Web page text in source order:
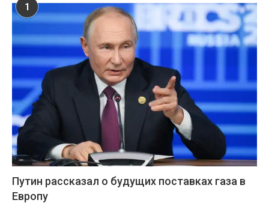
1
Путин рассказал о будущих поставках газа в
Европу